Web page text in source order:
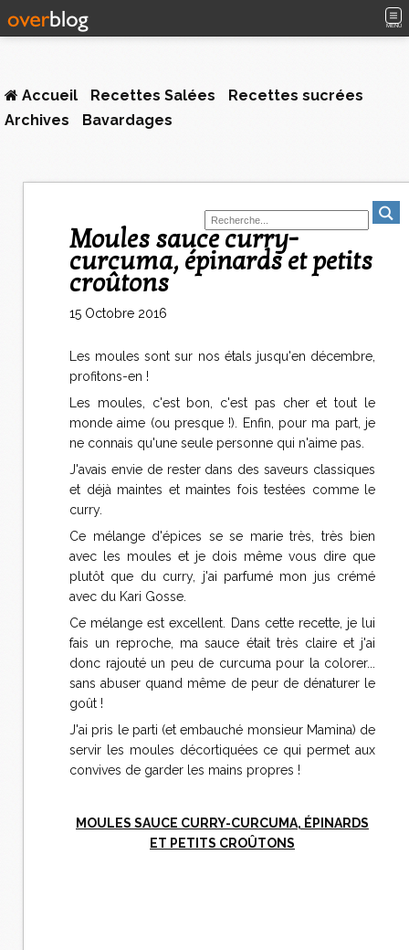
MENU
Accueil Recettes Salées
Recettes sucrées
Archives
Bavardages
Moules sauce curry-
curcuma, épinards et petits
croûtons
15 Octobre 2016
Les moules sont sur nos étals jusqu'en décembre,
profitons-en !
Les moules, c'est bon, c'est pas cher et tout le
monde aime (ou presque !). Enfin, pour ma part, je
ne connais qu'une seule personne qui n'aime pas.
J'avais envie de rester dans des saveurs classiques
et déjà maintes et maintes fois testées comme le
curry.
Ce mélange d'épices se se marie très, très bien
avec les moules et je dois même vous dire que
plutôt que du curry, j'ai parfumé mon jus crémé
avec du Kari Gosse.
Ce mélange est excellent. Dans cette recette, je lui
fais un reproche, ma sauce était très claire et j'ai
donc rajouté un peu de curcuma pour la colorer...
sans abuser quand même de peur de dénaturer le
goût !
J'ai pris le parti (et embauché monsieur Mamina) de
servir les moules décortiquées ce qui permet aux
convives de garder les mains propres !
MOULES SAUCE CURRY-CURCUMA, ÉPINARDS
ET PETITS CROÛTONS